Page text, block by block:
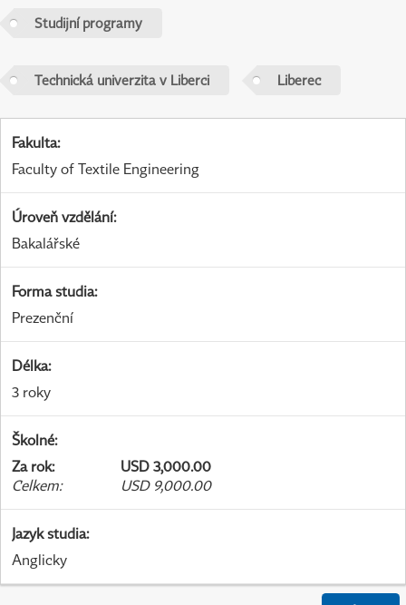
Studijní programy
Technická univerzita v Liberci Liberec
Fakulta:
Faculty of Textile Engineering
Úroveň vzdělání:
Bakalářské
Forma studia:
Prezenční
Délka:
3 roky
Školné:
Za rok:
USD 3,000.00
Celkem: USD 9,000.00
Jazyk studia:
Anglicky